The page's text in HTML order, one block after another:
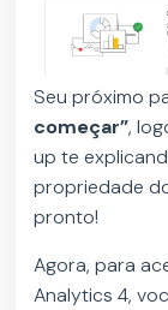
Seu próximo
começar”,
up te
propriedade
pronto!
Agora, para
Analytics 4,